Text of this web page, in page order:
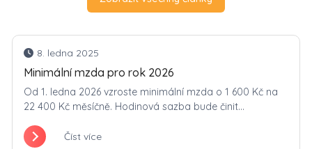
8. ledna 2025
Minimální mzda pro rok 2026
Od 1. ledna 2026 vzroste minimální mzda o 1 600 Kč na
22 400 Kč měsíčně. Hodinová sazba bude činit...
Číst více